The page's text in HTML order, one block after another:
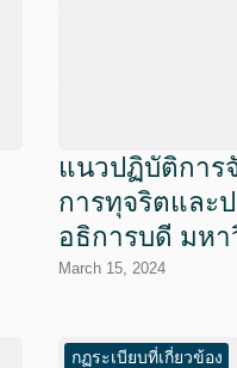
แนวปฏิบัติการ
การทุจริตและ
อธิการบดี มหา
March 15, 2024
กฏระเบียบที่เกี่ยวข้อง